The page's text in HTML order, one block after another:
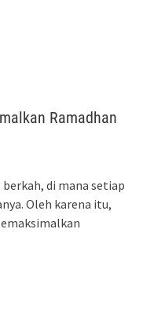
Ramadhan
di mana setiap
Oleh karena itu,